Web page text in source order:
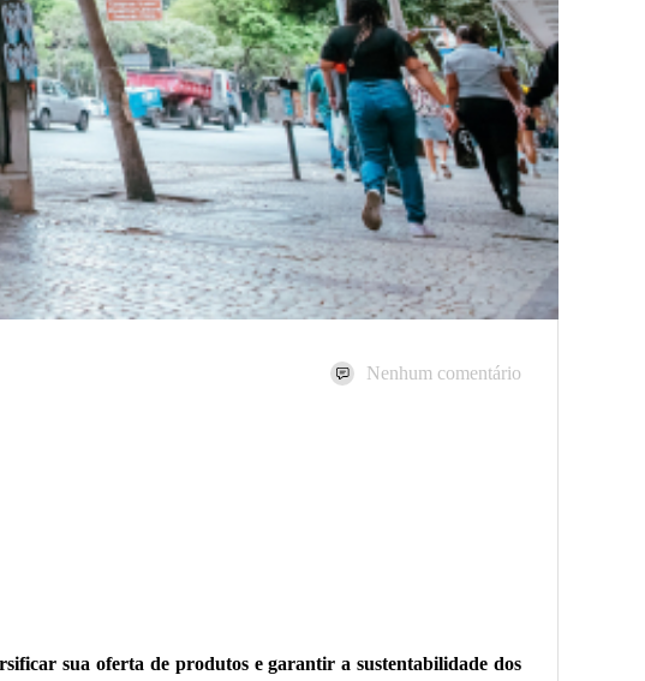
Nenhum comentário
sua oferta de produtos e garantir a sustentabilidade dos